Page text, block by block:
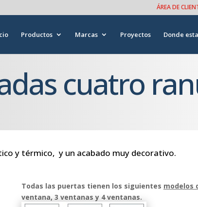
ÁREA DE
Productos Marcas Proyectos Donde
cuatro
y térmico, y un acabado muy decorativo.
Todas las puertas tienen los siguientes modelos
ventana, 3 ventanas y 4 ventanas.